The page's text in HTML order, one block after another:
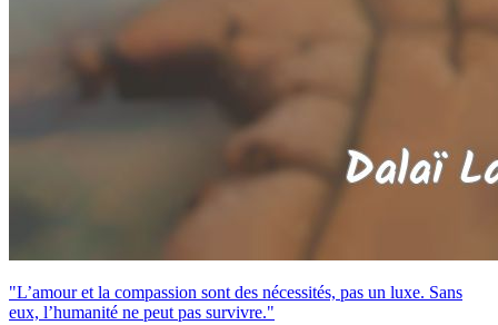
"L’amour et la compassion sont des nécessités, pas un luxe. Sans
eux, l’humanité ne peut pas survivre."